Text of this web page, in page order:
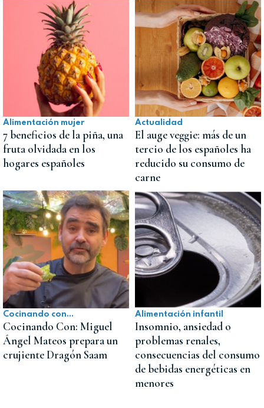
Alimentación mujer
7 beneficios de la piña, una
fruta olvidada en los
hogares españoles
Actualidad
El auge veggie: más de un
tercio de los españoles ha
reducido su consumo de
carne
Cocinando con...
Cocinando Con: Miguel
Ángel Mateos prepara un
crujiente Dragón Saam
Alimentación infantil
Insomnio, ansiedad o
problemas renales,
consecuencias del consumo
de bebidas energéticas en
menores